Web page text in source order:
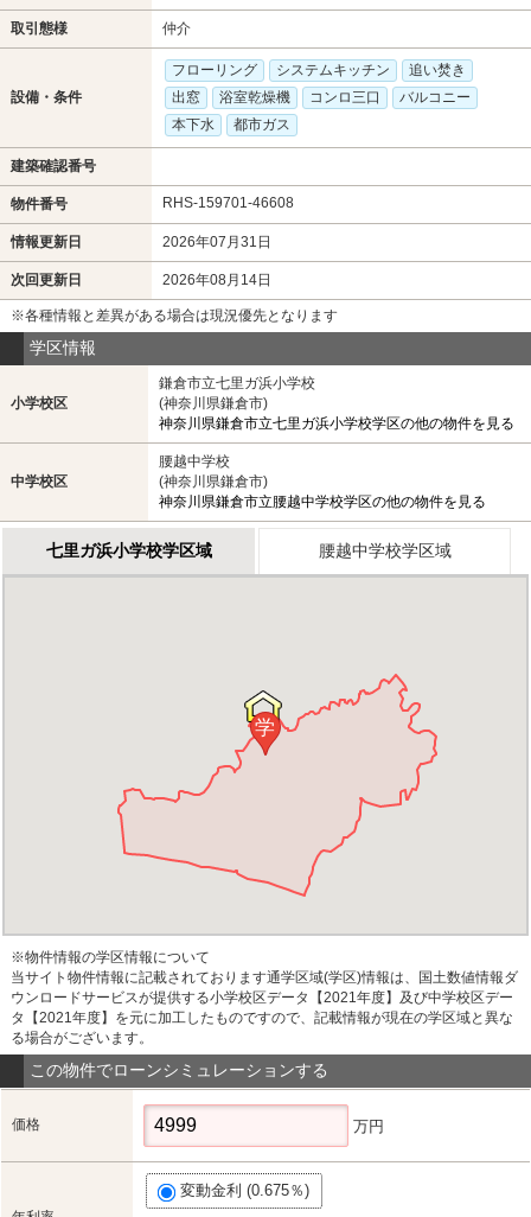
取引態様 仲介
設備・条件
フローリング システムキッチン
追い焚き
出窓
浴室乾燥機 コンロ三口
バルコニー
本下水
都市ガス
建築確認番号
物件番号 RHS-159701-46608
情報更新日 2026年07月31日
次回更新日 2026年08月14日
※各種情報と差異がある場合は現況優先となります
学区情報
小学校区
鎌倉市立七里ガ浜小学校
(神奈川県鎌倉市)
神奈川県鎌倉市立七里ガ浜小学校学区の他の物件を見る
中学校区
腰越中学校
(神奈川県鎌倉市)
神奈川県鎌倉市立腰越中学校学区の他の物件を見る
七里ガ浜小学校学区域 腰越中学校学区域
学
※物件情報の学区情報について
当サイト物件情報に記載されております通学区域(学区)情報は、国土数値情報ダ
ウンロードサービスが提供する小学校区データ【2021年度】及び中学校区デー
タ【2021年度】を元に加工したものですので、記載情報が現在の学区域と異な
る場合がございます。
この物件でローンシミュレーションする
価格 万円
変動金利 (0.675％)